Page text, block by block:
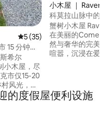
平均评分 5 分（满分 5 分）
5 (35)
15 分钟车
希尔
小木屋，尽
市仅15-20
心。 非常
公人士寻
小木屋 ｜ Raven's
科莫拉山脉中的宁
蟹树小木屋 Raven's Rock Glamping坐落
在美丽的
然与奢华的完美融合。 非常适合
喧嚣，沉浸在爱尔
Way。 我们很乐
行，让您充分享受
的度假屋便利设施